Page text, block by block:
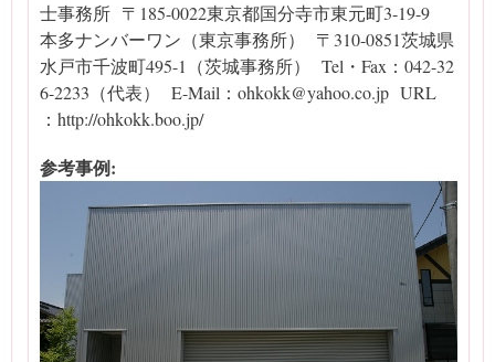
士事務所 〒185-0022東京都国分寺市東元町3-19-9
本多ナンバーワン（東京事務所） 〒310-0851茨城県
水戸市千波町495-1（茨城事務所） Tel・Fax：042-32
6-2233（代表） E-Mail：ohkokk@yahoo.co.jp URL
：http://ohkokk.boo.jp/
参考事例: